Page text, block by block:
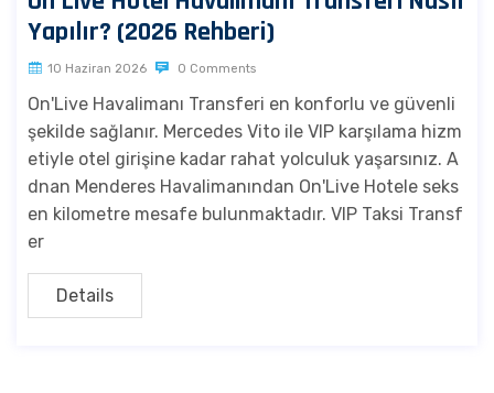
Yapılır? (2026 Rehberi)
10 Haziran 2026 0 Comments
On'Live Havalimanı Transferi en konforlu ve güvenli
şekilde sağlanır. Mercedes Vito ile VIP karşılama hizm
etiyle otel girişine kadar rahat yolculuk yaşarsınız. A
dnan Menderes Havalimanından On'Live Hotele seks
en kilometre mesafe bulunmaktadır. VIP Taksi Transf
er
Details